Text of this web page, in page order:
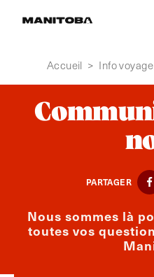
Accueil > Info voyage
PARTAGER
Nous sommes là
toutes vos